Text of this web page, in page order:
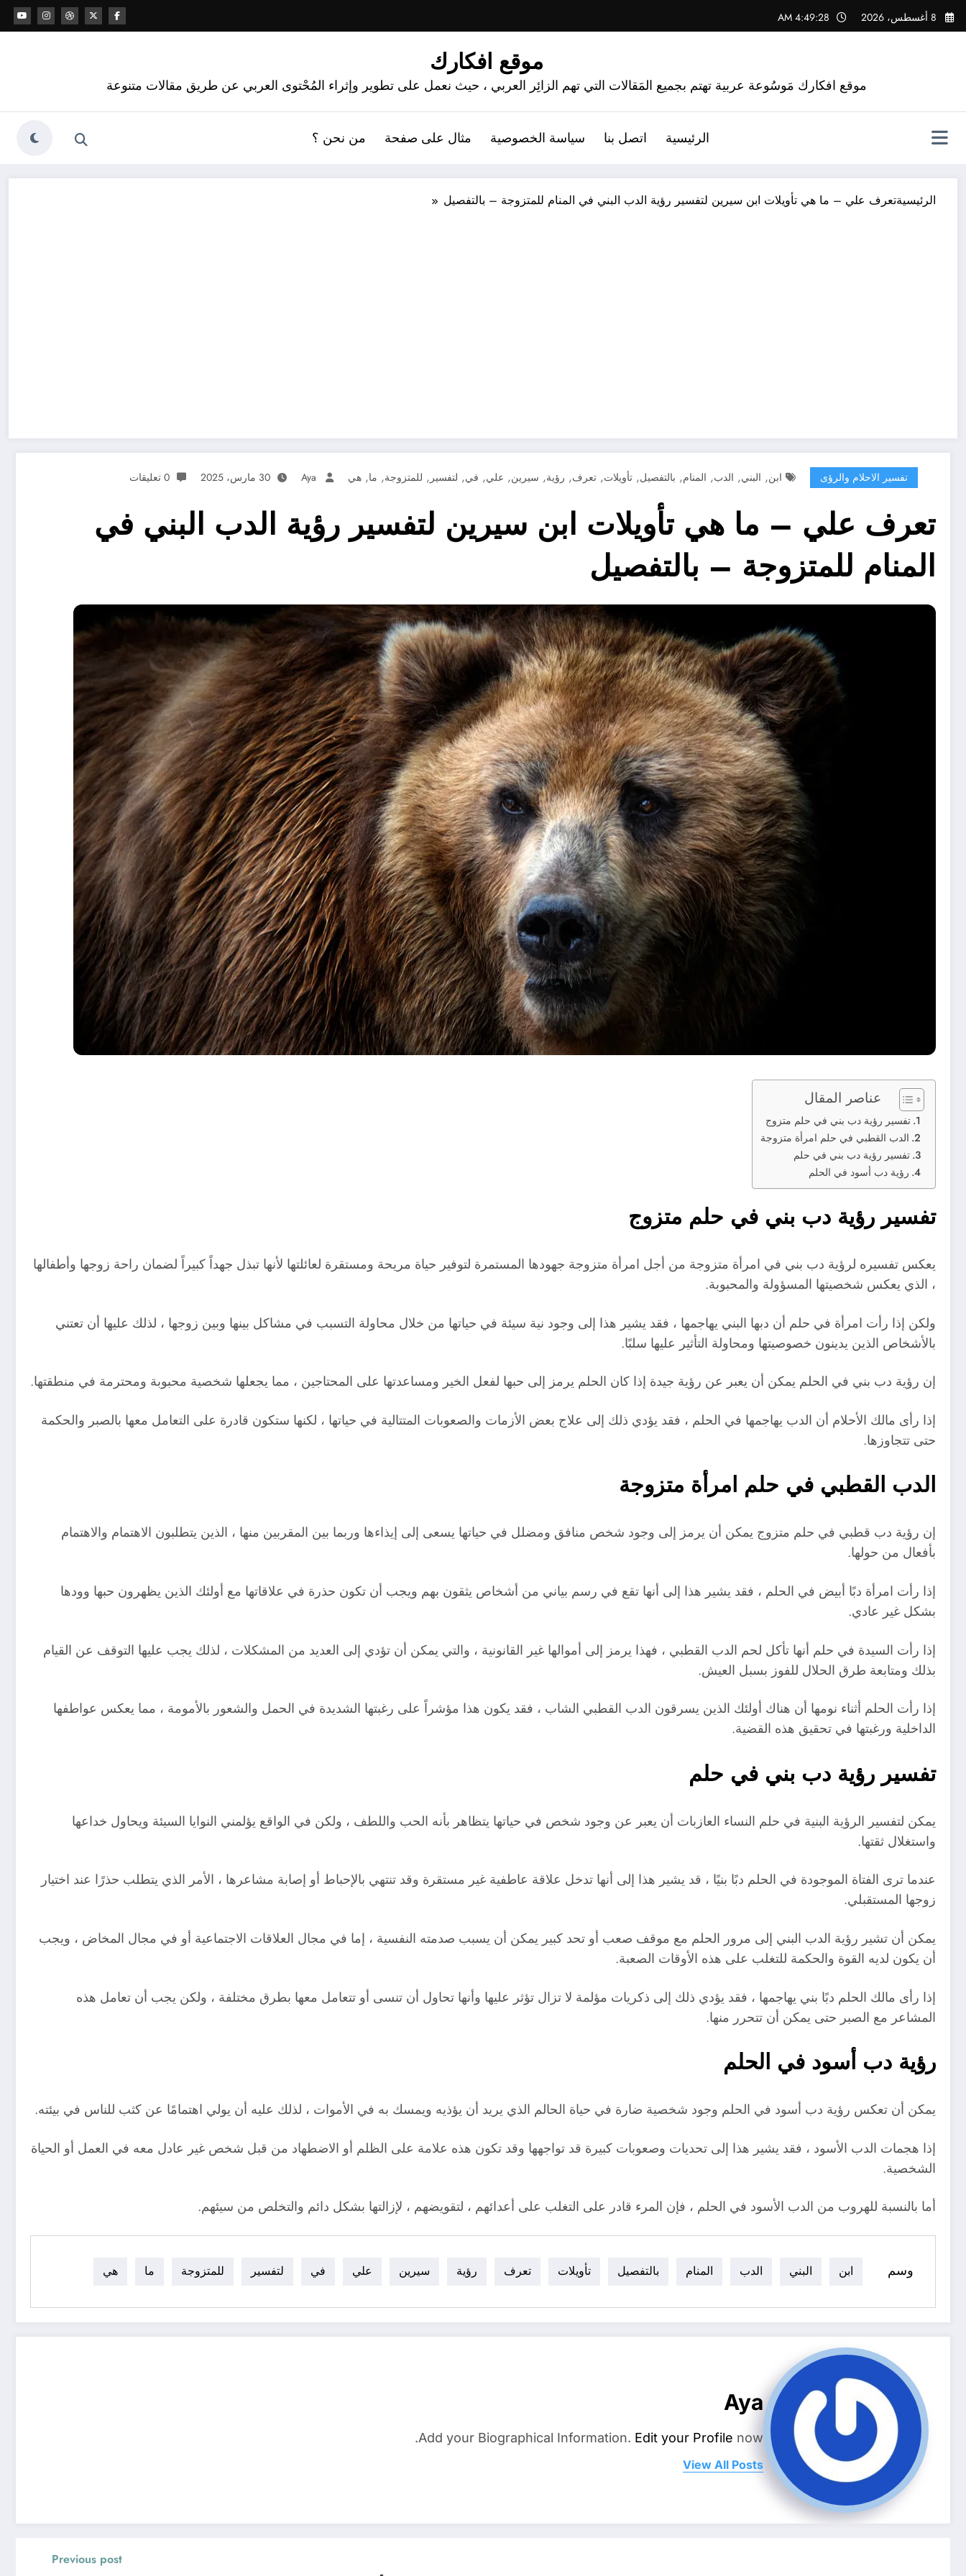
التجاوز
إلى
8 أغسطس، 2026 4:49:29 AM
موقع افكارك
موقع افكارك مَوسُوعة عربية تهتم بجميع المَقالات التي تهم الزائِر العربي ، حيث نعمل على تطوير وإثراء المُحْتوى العربي عن طريق مقالات متنوعة
الرئيسية اتصل بنا سياسة الخصوصية مثال على صفحة من نحن ؟
الرئيسيةتعرف علي – ما هي تأويلات ابن سيرين لتفسير رؤية الدب البني في المنام للمتزوجة – بالتفصيل
تفسير الاحلام والرؤى ابن, البني, الدب, المنام, بالتفصيل, تأويلات, تعرف, رؤية, سيرين, علي, في, لتفسير , للمتزوجة, ما, هي Aya 30 مارس، 2025 0 تعليقات
تعرف علي – ما هي تأويلات ابن سيرين لتفسير رؤية الدب البني في
المنام للمتزوجة – بالتفصيل
عناصر المقال
تفسير رؤية دب بني في حلم متزوج
الدب القطبي في حلم امرأة متزوجة
تفسير رؤية دب بني في حلم
رؤية دب أسود في الحلم
تفسير رؤية دب بني في حلم متزوج
يعكس تفسيره لرؤية دب بني في امرأة متزوجة من أجل امرأة متزوجة جهودها المستمرة لتوفير حياة مريحة ومستقرة لعائلتها لأنها تبذل جهداً كبيراً لضمان راحة زوجها وأطفالها
، الذي يعكس شخصيتها المسؤولة والمحبوبة.
ولكن إذا رأت امرأة في حلم أن دبها البني يهاجمها ، فقد يشير هذا إلى وجود نية سيئة في حياتها من خلال محاولة التسبب في مشاكل بينها وبين زوجها ، لذلك عليها أن تعتني
بالأشخاص الذين يدينون خصوصيتها ومحاولة التأثير عليها سلبًا.
إن رؤية دب بني في الحلم يمكن أن يعبر عن رؤية جيدة إذا كان الحلم يرمز إلى حبها لفعل الخير ومساعدتها على المحتاجين ، مما يجعلها شخصية محبوبة ومحترمة في منطقتها.
إذا رأى مالك الأحلام أن الدب يهاجمها في الحلم ، فقد يؤدي ذلك إلى علاج بعض الأزمات والصعوبات المتتالية في حياتها ، لكنها ستكون قادرة على التعامل معها بالصبر والحكمة
حتى تتجاوزها.
الدب القطبي في حلم امرأة متزوجة
إن رؤية دب قطبي في حلم متزوج يمكن أن يرمز إلى وجود شخص منافق ومضلل في حياتها يسعى إلى إيذاءها وربما بين المقربين منها ، الذين يتطلبون الاهتمام والاهتمام
بأفعال من حولها.
إذا رأت امرأة دبًا أبيض في الحلم ، فقد يشير هذا إلى أنها تقع في رسم بياني من أشخاص يثقون بهم ويجب أن تكون حذرة في علاقاتها مع أولئك الذين يظهرون حبها وودها
بشكل غير عادي.
إذا رأت السيدة في حلم أنها تأكل لحم الدب القطبي ، فهذا يرمز إلى أموالها غير القانونية ، والتي يمكن أن تؤدي إلى العديد من المشكلات ، لذلك يجب عليها التوقف عن القيام
بذلك ومتابعة طرق الحلال للفوز بسبل العيش.
إذا رأت الحلم أثناء نومها أن هناك أولئك الذين يسرقون الدب القطبي الشاب ، فقد يكون هذا مؤشراً على رغبتها الشديدة في الحمل والشعور بالأمومة ، مما يعكس عواطفها
الداخلية ورغبتها في تحقيق هذه القضية.
تفسير رؤية دب بني في حلم
يمكن لتفسير الرؤية البنية في حلم النساء العازبات أن يعبر عن وجود شخص في حياتها يتظاهر بأنه الحب واللطف ، ولكن في الواقع يؤلمني النوايا السيئة ويحاول خداعها
واستغلال ثقتها.
عندما ترى الفتاة الموجودة في الحلم دبًا بنيًا ، قد يشير هذا إلى أنها تدخل علاقة عاطفية غير مستقرة وقد تنتهي بالإحباط أو إصابة مشاعرها ، الأمر الذي يتطلب حذرًا عند اختيار
زوجها المستقبلي.
يمكن أن تشير رؤية الدب البني إلى مرور الحلم مع موقف صعب أو تحد كبير يمكن أن يسبب صدمته النفسية ، إما في مجال العلاقات الاجتماعية أو في مجال المخاض ، ويجب
أن يكون لديه القوة والحكمة للتغلب على هذه الأوقات الصعبة.
إذا رأى مالك الحلم دبًا بني يهاجمها ، فقد يؤدي ذلك إلى ذكريات مؤلمة لا تزال تؤثر عليها وأنها تحاول أن تنسى أو تتعامل معها بطرق مختلفة ، ولكن يجب أن تعامل هذه
المشاعر مع الصبر حتى يمكن أن تتحرر منها.
رؤية دب أسود في الحلم
يمكن أن تعكس رؤية دب أسود في الحلم وجود شخصية ضارة في حياة الحالم الذي يريد أن يؤذيه ويمسك به في الأموات ، لذلك عليه أن يولي اهتمامًا عن كثب للناس في بيئته.
إذا هجمات الدب الأسود ، فقد يشير هذا إلى تحديات وصعوبات كبيرة قد تواجهها وقد تكون هذه علامة على الظلم أو الاضطهاد من قبل شخص غير عادل معه في العمل أو الحياة
الشخصية.
أما بالنسبة للهروب من الدب الأسود في الحلم ، فإن المرء قادر على التغلب على أعدائهم ، لتقويضهم ، لإزالتها بشكل دائم والتخلص من سيئهم.
وسم ابن البني الدب المنام بالتفصيل تأويلات تعرف رؤية سيرين علي في لتفسير للمتزوجة ما هي
Aya
Add your Biographical Information. Edit your Profile now.
View All Posts
Previous post